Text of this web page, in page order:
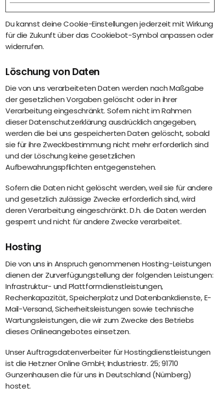
Du kannst deine Cookie-Einstellungen jederzeit mit Wirkung
für die Zukunft über das Cookiebot-Symbol anpassen oder
widerrufen.
Löschung von Daten
Die von uns verarbeiteten Daten werden nach Maßgabe
der gesetzlichen Vorgaben gelöscht oder in ihrer
Verarbeitung eingeschränkt. Sofern nicht im Rahmen
dieser Datenschutzerklärung ausdrücklich angegeben,
werden die bei uns gespeicherten Daten gelöscht, sobald
sie für ihre Zweckbestimmung nicht mehr erforderlich sind
und der Löschung keine gesetzlichen
Aufbewahrungspflichten entgegenstehen.
Sofern die Daten nicht gelöscht werden, weil sie für andere
und gesetzlich zulässige Zwecke erforderlich sind, wird
deren Verarbeitung eingeschränkt. D.h. die Daten werden
gesperrt und nicht für andere Zwecke verarbeitet.
Hosting
Die von uns in Anspruch genommenen Hosting-Leistungen
dienen der Zurverfügungstellung der folgenden Leistungen:
Infrastruktur- und Plattformdienstleistungen,
Rechenkapazität, Speicherplatz und Datenbankdienste, E-
Mail-Versand, Sicherheitsleistungen sowie technische
Wartungsleistungen, die wir zum Zwecke des Betriebs
dieses Onlineangebotes einsetzen.
Unser Auftragsdatenverbeiter für Hostingdienstleistungen
ist die Hetzner Online GmbH; Industriestr. 25; 91710
Gunzenhausen die für uns in Deutschland (Nürnberg)
hostet.